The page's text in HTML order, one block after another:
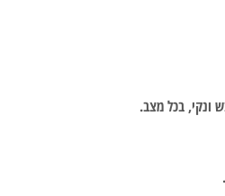
ונקי, בכל מצב.